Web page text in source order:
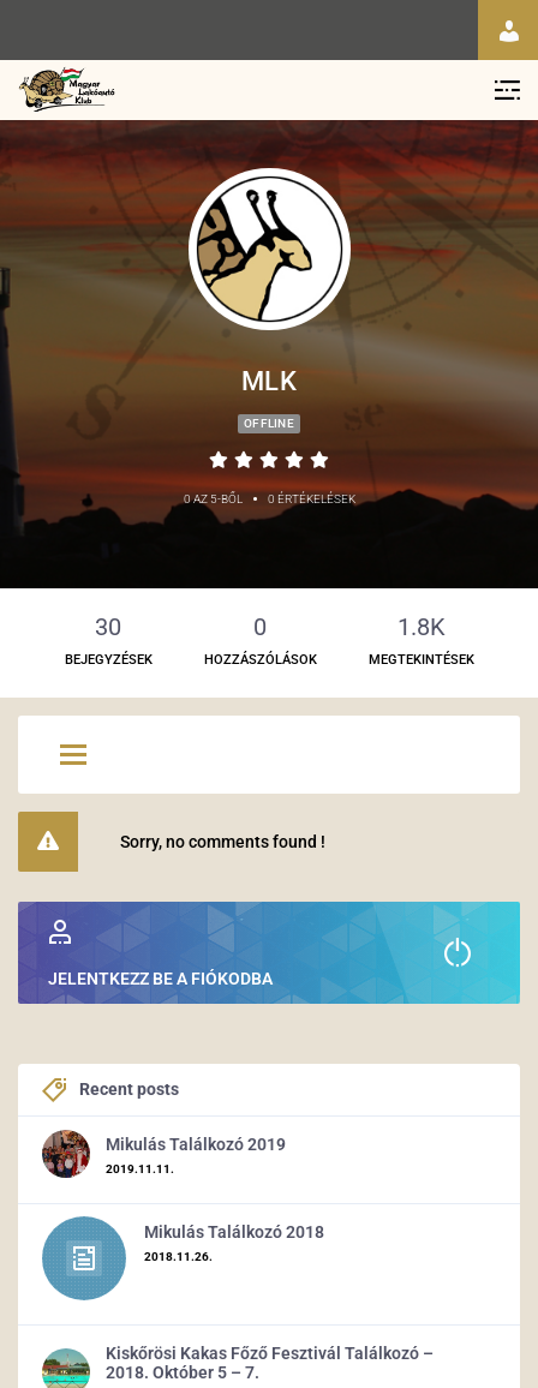
MLK
OFFLINE
0 AZ 5-BŐL • 0 ÉRTÉKELÉSEK
30
BEJEGYZÉSEK
0
HOZZÁSZÓLÁSOK
1.8K
MEGTEKINTÉSEK
Sorry, no comments found !
JELENTKEZZ BE A FIÓKODBA
Recent posts
Mikulás Találkozó 2019
2019.11.11.
Mikulás Találkozó 2018
2018.11.26.
Kiskőrösi Kakas Főző Fesztivál Találkozó –
2018. Október 5 – 7.